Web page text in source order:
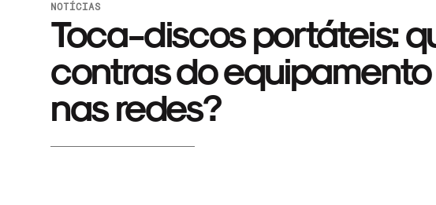
NOTÍCIAS
Toca-discos portáteis:
contras do
nas redes?